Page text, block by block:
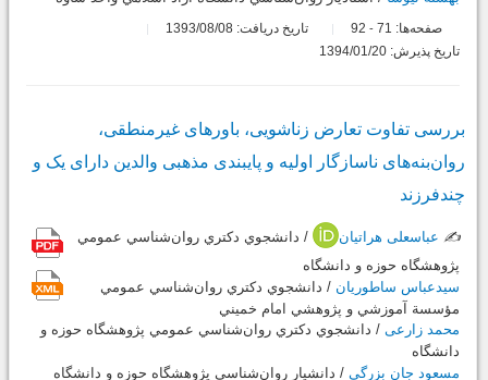
صفحه‌ها: 71
-
تاریخ دریافت: 1393/08/08
تاریخ پذیرش: 1394/01/20
بررسی تفاوت تعارض زناشویی، باورهای غیرمنطقی،
روان‌بنه‌های ناسازگار اولیه و پایبندی مذهبی والدین دارای یک و
چند‌فرزند
✍️ عباسعلی هراتیان
/ دانشجوي دكتري روان‌شناسي عمومي
پژوهشگاه حوزه و دانشگاه
سیدعباس ساطوریان / دانشجوي دكتري روان‌شناسي عمومي
مؤسسة آموزشي و پژوهشي امام خميني
محمد زارعی / دانشجوي دكتري روان‌شناسي عمومي پژوهشگاه حوزه و
دانشگاه
مسعود جان بزرگی / دانشيار روان‌شناسي پژوهشگاه حوزه و دانشگاه